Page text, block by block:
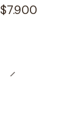
$7.900